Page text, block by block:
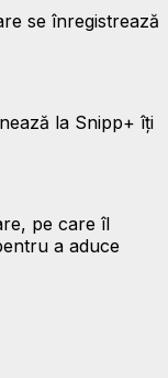
se înregistrează
la Snipp+ îți
pe care îl
a aduce